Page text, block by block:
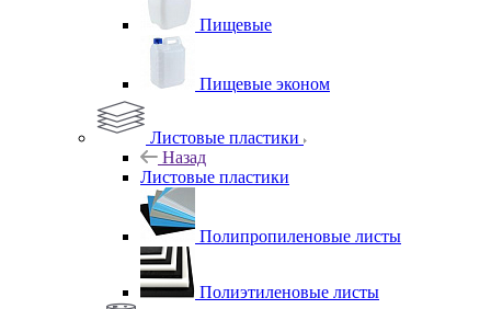
Пищевые
Пищевые эконом
Листовые пластики
Назад
Листовые пластики
Полипропиленовые листы
Полиэтиленовые листы